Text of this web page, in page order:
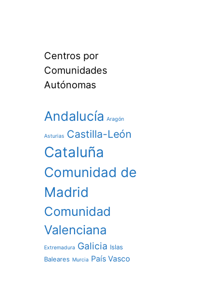
Centros por
Comunidades
Autónomas
Andalucía Aragón
Asturias Castilla-León
Cataluña
Comunidad de
Madrid
Comunidad
Valenciana
Extremadura Galicia Islas
Baleares Murcia País Vasco